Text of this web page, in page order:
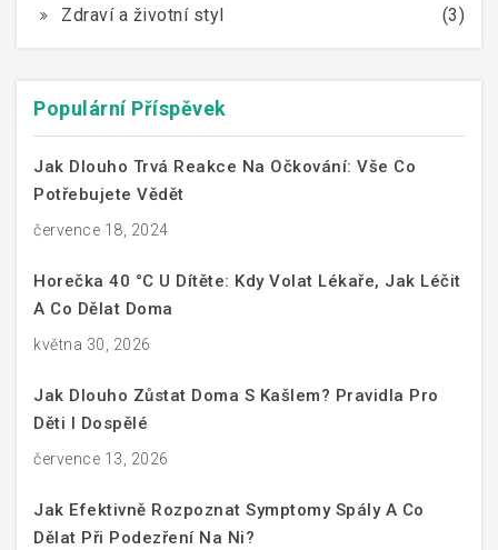
Zdraví a životní styl
(3)
Populární Příspěvek
Jak Dlouho Trvá Reakce Na Očkování: Vše Co
Potřebujete Vědět
července 18, 2024
Horečka 40 °C U Dítěte: Kdy Volat Lékaře, Jak Léčit
A Co Dělat Doma
května 30, 2026
Jak Dlouho Zůstat Doma S Kašlem? Pravidla Pro
Děti I Dospělé
července 13, 2026
Jak Efektivně Rozpoznat Symptomy Spály A Co
Dělat Při Podezření Na Ni?